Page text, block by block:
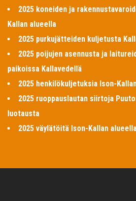
2025 koneiden ja
Kallan alueella
2025 purkujätteiden kuljetusta
2025 poijujen asennusta ja
paikoissa Kallavedellä
2025 henkilökuljetuksia Ison-
2025 ruoppauslautan siirtoja
luotausta
2025 väylätöitä Ison-Kallan